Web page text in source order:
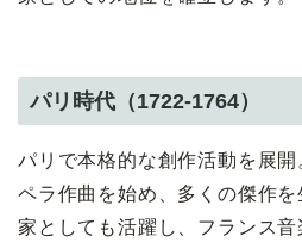
パリ時代（1722-1764）
パリで本格的な創作活動を展
ペラ作曲を始め、多くの傑作
家としても活躍し、フランス